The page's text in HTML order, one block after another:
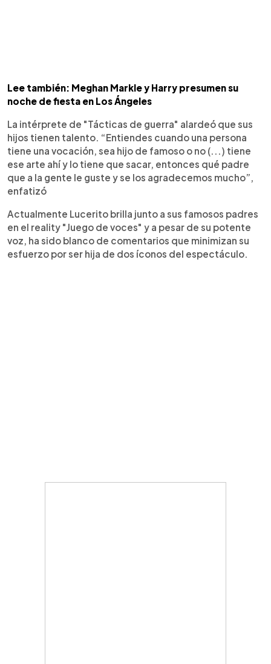
Lee también: Meghan Markle y Harry presumen su
noche de fiesta en Los Ángeles
La intérprete de "Tácticas de guerra" alardeó que sus
hijos tienen talento. “Entiendes cuando una persona
tiene una vocación, sea hijo de famoso o no (...) tiene
ese arte ahí y lo tiene que sacar, entonces qué padre
que a la gente le guste y se los agradecemos mucho”,
enfatizó
Actualmente Lucerito brilla junto a sus famosos padres
en el reality "Juego de voces" y a pesar de su potente
voz, ha sido blanco de comentarios que minimizan su
esfuerzo por ser hija de dos íconos del espectáculo.